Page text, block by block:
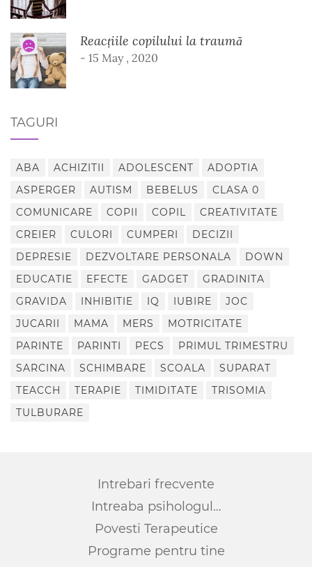
Reacțiile copilului la traumă
- 15 May , 2020
TAGURI
ABA ACHIZITII ADOLESCENT
ADOPTIA
ASPERGER
AUTISM BEBELUS
CLASA 0
COMUNICARE
COPII COPIL
CREATIVITATE
CREIER
CULORI CUMPERI
DECIZII
DEPRESIE
DEZVOLTARE PERSONALA
DOWN
EDUCATIE
EFECTE GADGET
GRADINITA
GRAVIDA
INHIBITIE IQ IUBIRE
JOC
JUCARII
MAMA MERS
MOTRICITATE
PARINTE
PARINTI PECS
PRIMUL TRIMESTRU
SARCINA
SCHIMBARE SCOALA
SUPARAT
TEACCH
TERAPIE TIMIDITATE
TRISOMIA
TULBURARE
Intrebari frecvente
Intreaba psihologul…
Povesti Terapeutice
Programe pentru tine